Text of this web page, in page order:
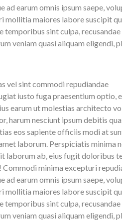
earum omnis ipsum saepe,
maiores labore suscipit
temporibus sint culpa, recusandae
veniam quasi aliquam eligendi,
vel sint commodi repudiandae
iusto fuga praesentium optio,
earum ut molestias architecto
harum nesciunt ipsum debitis
eos sapiente officiis modi at
laborum. Perspiciatis minima
laborum ab, eius fugit doloribus
minima excepturi
earum omnis ipsum saepe,
maiores labore suscipit
temporibus sint culpa, recusandae
veniam quasi aliquam eligendi,